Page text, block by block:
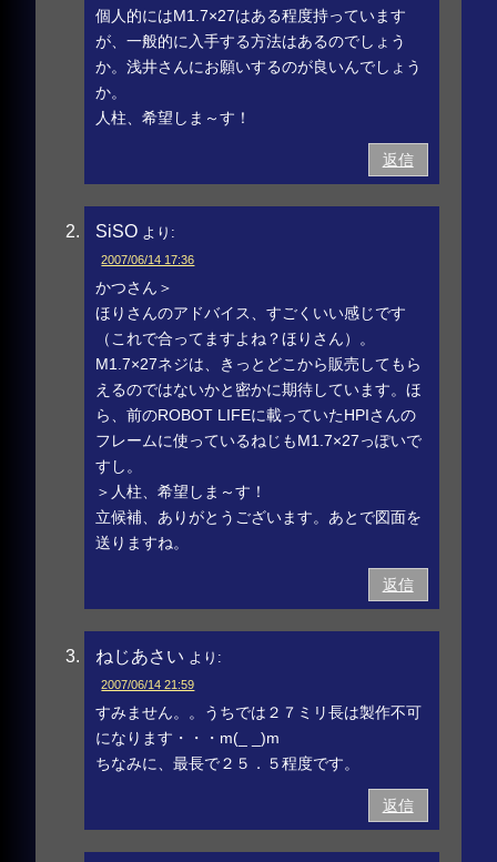
個人的にはM1.7×27はある程度持っています
が、一般的に入手する方法はあるのでしょう
か。浅井さんにお願いするのが良いんでしょう
か。
人柱、希望しま～す！
返信
SiSO より:
2007/06/14 17:36
かつさん＞
ほりさんのアドバイス、すごくいい感じです
（これで合ってますよね？ほりさん）。
M1.7×27ネジは、きっとどこから販売してもら
えるのではないかと密かに期待しています。ほ
ら、前のROBOT LIFEに載っていたHPIさんの
フレームに使っているねじもM1.7×27っぽいで
すし。
＞人柱、希望しま～す！
立候補、ありがとうございます。あとで図面を
送りますね。
返信
ねじあさい より:
2007/06/14 21:59
すみません。。うちでは２７ミリ長は製作不可
になります・・・m(_ _)m
ちなみに、最長で２５．５程度です。
返信